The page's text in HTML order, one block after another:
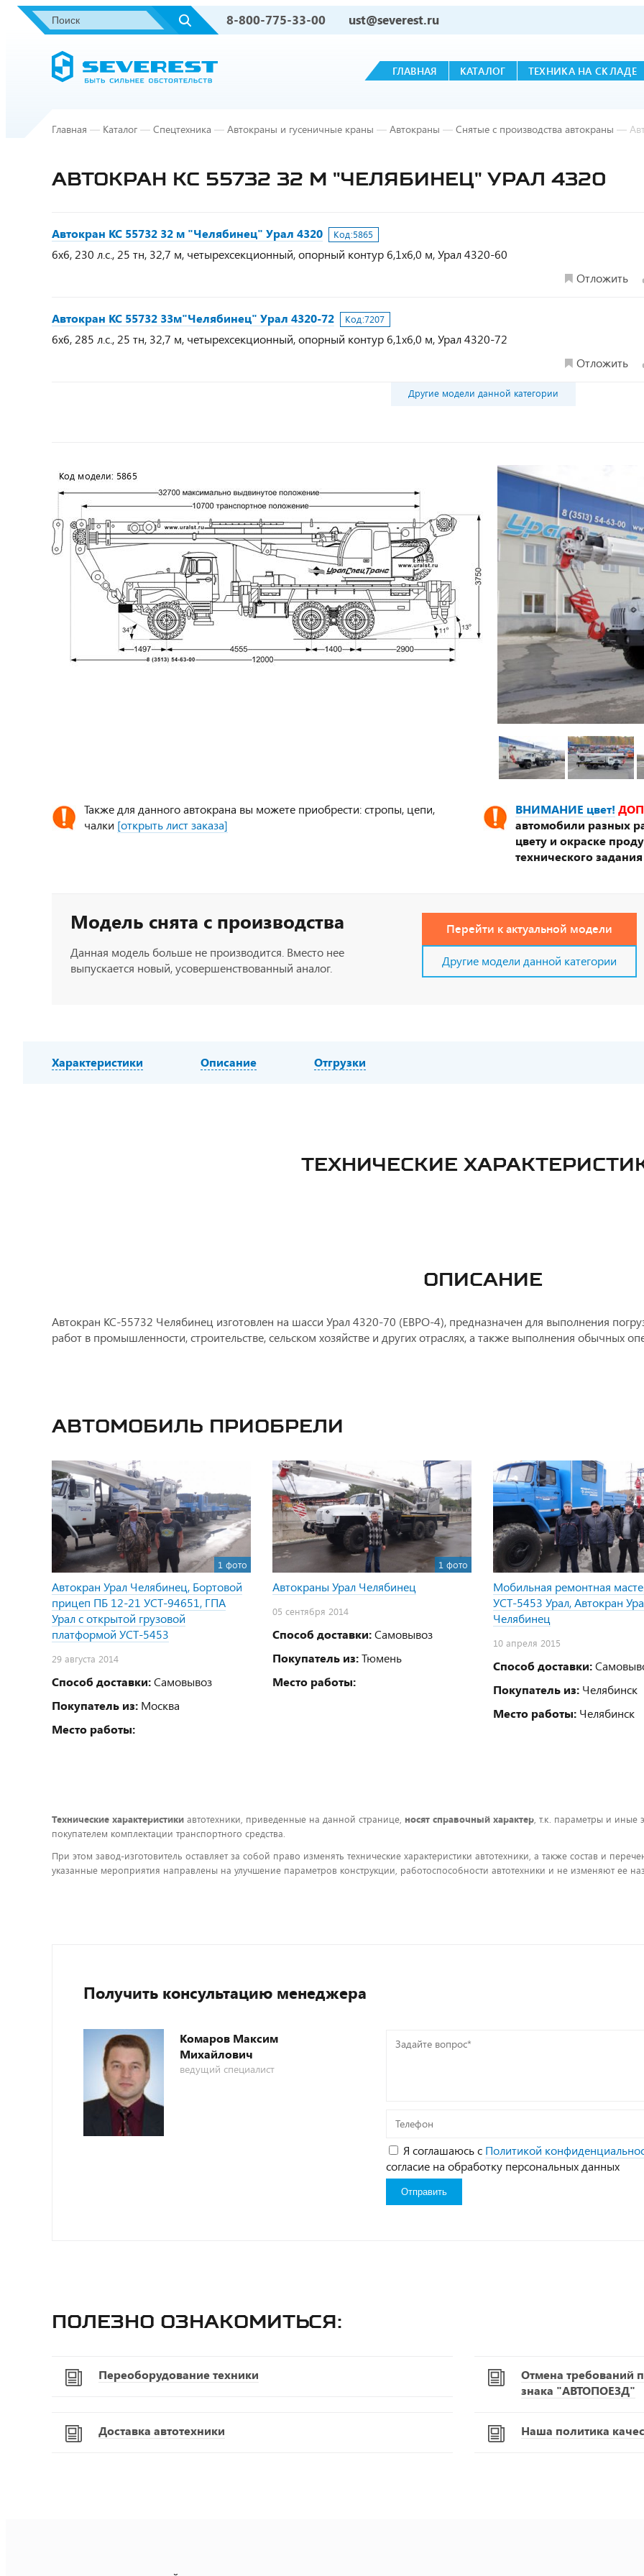
8-800-775-33-00 ust@severest.ru
ГЛАВНАЯ КАТАЛОГ ТЕХНИКА НА СКЛАДЕ
Главная — Каталог — Спецтехника — Автокраны и гусеничные краны — Автокраны — Снятые с производства автокраны —
АВТОКРАН КС 55732 32 М "ЧЕЛЯБИНЕЦ" УРАЛ 4320
Автокран КС 55732 32 м "Челябинец" Урал 4320 Код:5865
6х6, 230 л.с., 25 тн, 32,7 м, четырехсекционный, опорный контур 6,1х6,0 м, Урал 4320-60
Отложить
Автокран КС 55732 33м"Челябинец" Урал 4320-72 Код:7207
6х6, 285 л.с., 25 тн, 32,7 м, четырехсекционный, опорный контур 6,1х6,0 м, Урал 4320-72
Отложить
Другие модели данной категории
Также для данного автокрана вы можете приобрести: стропы, цепи,
чалки [открыть лист заказа]
ВНИМАНИЕ цвет!
автомобили разных
цвету и окраске
технического
Модель снята с производства
Данная модель больше не производится. Вместо нее
выпускается новый, усовершенствованный аналог.
Перейти к актуальной модели
Другие модели данной категории
Характеристики Описание Отгрузки
ТЕХНИЧЕСКИЕ
ОПИСАНИЕ
Автокран КС-55732 Челябинец изготовлен на шасси Урал 4320-70 (ЕВРО-4), предназначен для выполнения
работ в промышленности, строительстве, сельском хозяйстве и других отраслях, а также выполнения обычных
Автомобиль приобрели
1 фото
Автокран Урал Челябинец, Бортовой
прицеп ПБ 12-21 УСТ-94651, ГПА
Урал с открытой грузовой
платформой УСТ-5453
29 августа 2014
Способ доставки:Самовывоз
Покупатель из: Москва
Место работы:
1 фото
Автокраны Урал Челябинец
05 сентября 2014
Способ доставки:Самовывоз
Покупатель из:Тюмень
Место работы:
Мобильная ремонтная
УСТ-5453 Урал, Автокран
Челябинец
10 апреля 2015
Способ доставки:
Покупатель из: Челябинск
Место работы: Челябинск
Технические характеристики автотехники, приведенные на данной странице, носят справочный характер, т.к. параметры и иные
покупателем комплектации транспортного средства.
При этом завод-изготовитель оставляет за собой право изменять технические характеристики автотехники, а также состав и
указанные мероприятия направлены на улучшение параметров конструкции, работоспособности автотехники и не изменяют ее
Получить консультацию менеджера
Комаров Максим
Михайлович
ведущий специалист
Задайте
Телефон
Я соглашаюсь с Политикой
согласие на обработку персональных данных
Полезно ознакомиться:
Переоборудование техники
Отмена требований
знака "АВТОПОЕЗД"
Доставка автотехники Наша политика